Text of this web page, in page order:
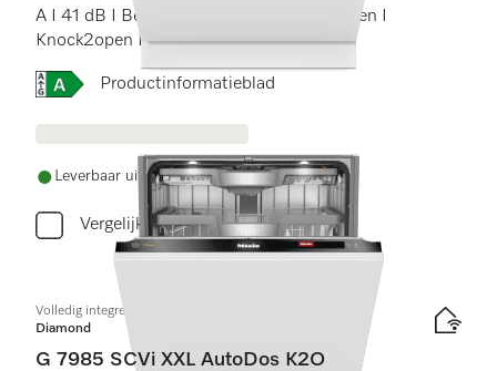
A I 41 dB I Besteklade I MaxiComfort rekken I
Knock2open I BrilliantLight
Online Label Flag, Energielabel
Productinformatieblad
Leverbaar uit voorraad met gratis levering
Vergelijken
Volledig integreerbare vaatwasser XXL
Diamond
G 7985 SCVi XXL AutoDos K2O